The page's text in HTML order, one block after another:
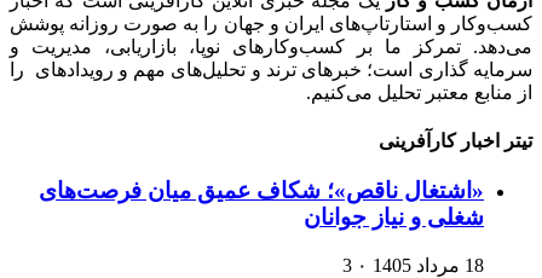
کسب‌وکار و استارتاپ‌های ایران و جهان را به صورت روزانه پوشش
می‌دهد. تمرکز ما بر کسب‌وکارهای نوپا، بازاریابی، مدیریت و
سرمایه گذاری است؛ خبرهای ترند و تحلیل‌های مهم و رویدادهای را
از منابع معتبر تحلیل می‌کنیم.
تیتر اخبار کارآفرینی
«اشتغال ناقص»؛ شکاف عمیق میان فرصت‌های
شغلی و نیاز جوانان
18 مرداد 1405 ۰ 3